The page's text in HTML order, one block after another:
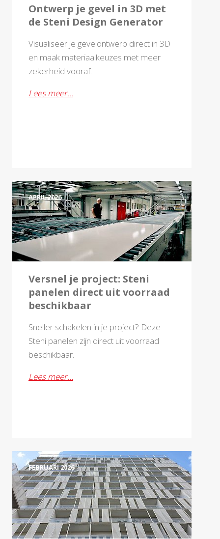
Ontwerp je gevel in 3D met
de Steni Design Generator
Visualiseer je gevelontwerp direct in 3D
en maak materiaalkeuzes met meer
zekerheid vooraf.
Lees meer…
APRIL 2026
Versnel je project: Steni
panelen direct uit voorraad
beschikbaar
Sneller schakelen in je project? Deze
Steni panelen zijn direct uit voorraad
beschikbaar.
Lees meer…
FEBRUARI 2026